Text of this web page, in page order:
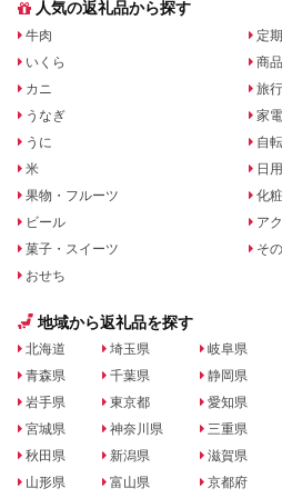
人気の返礼品から探す
牛肉
いくら
カニ
うなぎ
うに
米
果物・フルーツ
ビール
菓子・スイーツ
おせち
定
商
旅
家
自
日
化
ア
そ
地域から返礼品を探す
北海道
青森県
岩手県
宮城県
秋田県
山形県
埼玉県
千葉県
東京都
神奈川県
新潟県
富山県
岐阜県
静岡県
愛知県
三重県
滋賀県
京都府